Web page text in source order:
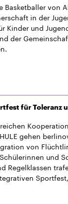
von
in der
Kinder und
der
für Toleranz
gehen
von
und
Regelklassen